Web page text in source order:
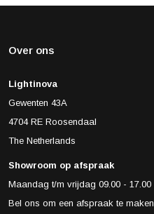
Over ons
Lightinova
Gewenten 43A
4704 RE Roosendaal
The Netherlands
Showroom op afspraak
Maandag t/m vrijdag 09.00 - 17.00
Bel ons om een afspraak te maken